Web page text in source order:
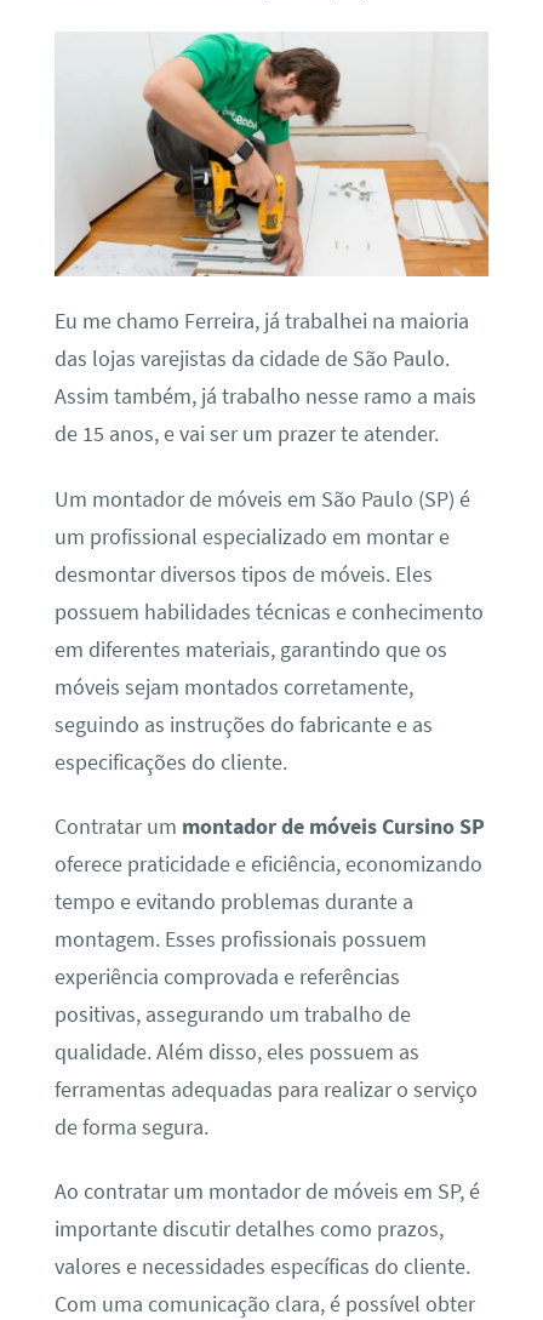
Eu me chamo Ferreira, já trabalhei na maioria
das lojas varejistas da cidade de São Paulo.
Assim também, já trabalho nesse ramo a mais
de 15 anos, e vai ser um prazer te atender.
Um montador de móveis em São Paulo (SP) é
um profissional especializado em montar e
desmontar diversos tipos de móveis. Eles
possuem habilidades técnicas e conhecimento
em diferentes materiais, garantindo que os
móveis sejam montados corretamente,
seguindo as instruções do fabricante e as
especificações do cliente.
Contratar um montador de móveis Cursino SP
oferece praticidade e eficiência, economizando
tempo e evitando problemas durante a
montagem. Esses profissionais possuem
experiência comprovada e referências
positivas, assegurando um trabalho de
qualidade. Além disso, eles possuem as
ferramentas adequadas para realizar o serviço
de forma segura.
Ao contratar um montador de móveis em SP, é
importante discutir detalhes como prazos,
valores e necessidades específicas do cliente.
Com uma comunicação clara, é possível obter